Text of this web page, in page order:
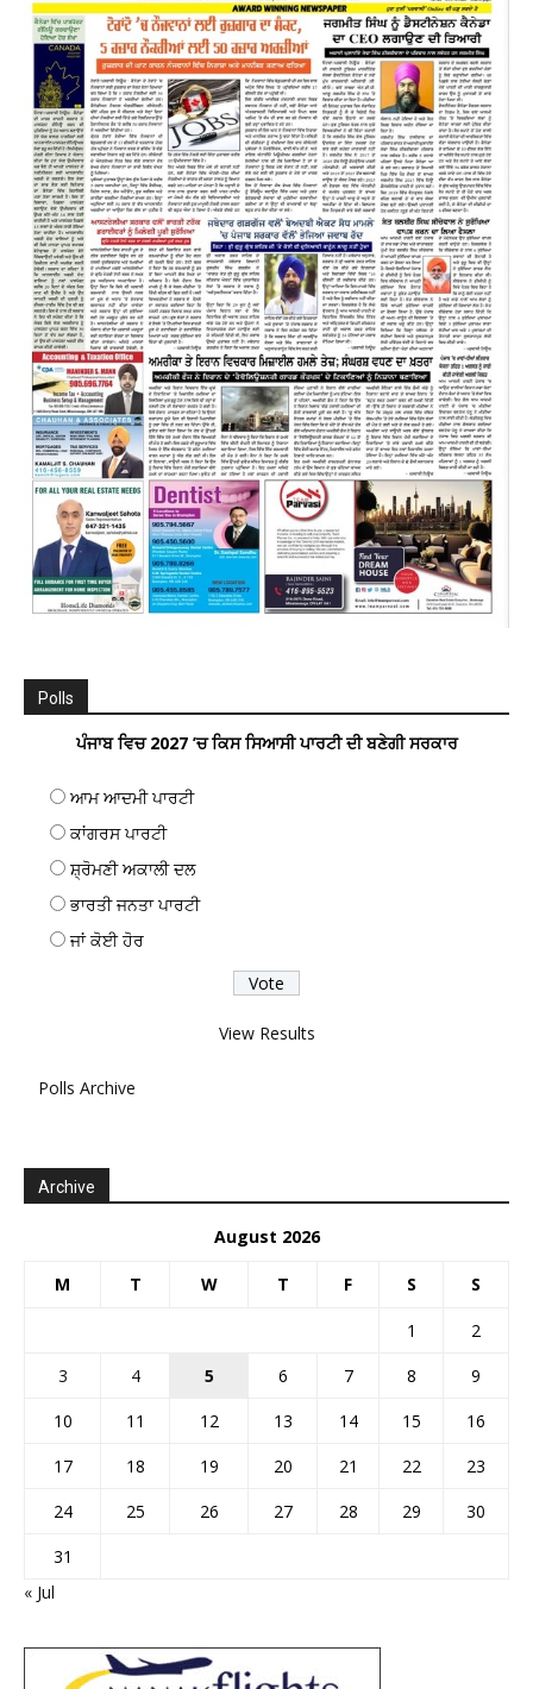
Polls
ਪੰਜਾਬ ਵਿਚ 2027 ’ਚ ਕਿਸ ਸਿਆਸੀ ਪਾਰਟੀ ਦੀ ਬਣੇਗੀ ਸਰਕਾਰ
ਆਮ ਆਦਮੀ ਪਾਰਟੀ
ਕਾਂਗਰਸ ਪਾਰਟੀ
ਸ਼੍ਰੋਮਣੀ ਅਕਾਲੀ ਦਲ
ਭਾਰਤੀ ਜਨਤਾ ਪਾਰਟੀ
ਜਾਂ ਕੋਈ ਹੋਰ
View Results
Polls Archive
Archive
August 2026
M T W T F S S
1
2
3
4 5 6 7 8
9
10
11 12 13 14 15
16
17
18 19 20 21 22
23
24
25 26 27 28 29
30
31
« Jul